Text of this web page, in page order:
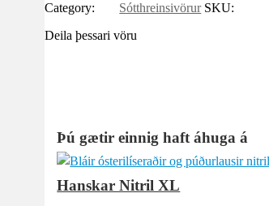
Category: Sótthreinsivörur SKU:
Deila þessari vöru
Þú gætir einnig haft áhuga á
Hanskar Nitril XL